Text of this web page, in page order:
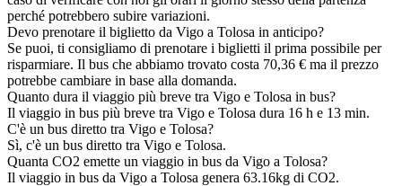
perché potrebbero subire variazioni.
Devo prenotare il biglietto da Vigo a Tolosa in anticipo?
Se puoi, ti consigliamo di prenotare i biglietti il prima possibile per
risparmiare. Il bus che abbiamo trovato costa 70,36 € ma il prezzo
potrebbe cambiare in base alla domanda.
Quanto dura il viaggio più breve tra Vigo e Tolosa in bus?
Il viaggio in bus più breve tra Vigo e Tolosa dura 16 h e 13 min.
C'è un bus diretto tra Vigo e Tolosa?
Sì, c'è un bus diretto tra Vigo e Tolosa.
Quanta CO2 emette un viaggio in bus da Vigo a Tolosa?
Il viaggio in bus da Vigo a Tolosa genera 63.16kg di CO2.